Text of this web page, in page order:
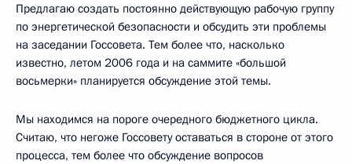
Предлагаю создать постоянно действующую рабочую группу
по энергетической безопасности и обсудить эти проблемы
на заседании Госсовета. Тем более что, насколько
известно, летом 2006 года и на саммите «большой
восьмерки» планируется обсуждение этой темы.
Мы находимся на пороге очередного бюджетного цикла.
Считаю, что негоже Госсовету оставаться в стороне от этого
процесса, тем более что обсуждение вопросов